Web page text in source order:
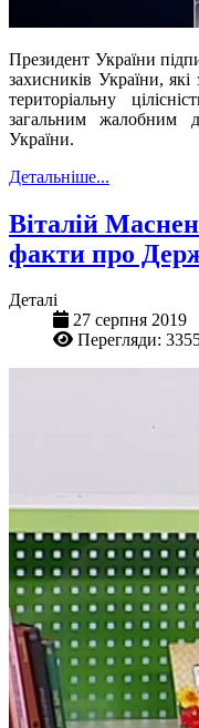
Президент України
захисників України, які
територіальну
загальним жалобним
України.
Детальніше...
Віталій
факти про
Деталі
27 серпня 2019
Перегляди: